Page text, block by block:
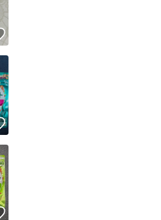
24時間以内＆設定した発送日数内に発送してい
24時間以内に発送しています
た発送日数内に発送しています
いいね！
いいね！
いいね！